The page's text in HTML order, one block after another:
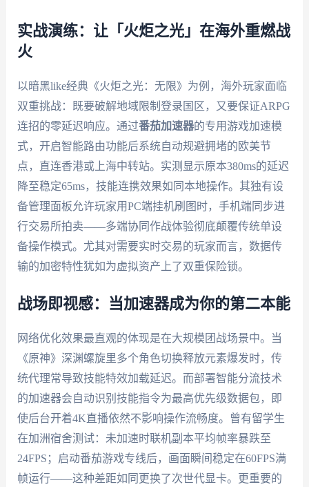
实战演练：让「火炬之光」在海外重燃战
火
以暗黑like经典《火炬之光：无限》为例，海外玩家面临
双重挑战：既要破解地域限制登录国区，又要保证ARPG
连招的零延迟响应。通过番茄加速器的专用游戏加速模
式，开启智能路由功能后系统自动规避拥堵的欧美节
点，直连香港或上海中转站。实测显示原本380ms的延迟
降至稳定65ms，技能连携效果如同本地操作。其独有设
备管理面板允许玩家用PC端挂机刷图时，手机端同步进
行交易所拍卖——多端协同作战体验彻底颠覆传统单设
备操作模式。尤其对需要实时交易的玩家而言，数据传
输的加密特性犹如为虚拟资产上了双重保险锁。
战场即视感：当加速器成为你的第二本能
网络优化效果最直观的体现是在大规模团战场景中。当
《原神》深渊螺旋里多个角色切换释放元素爆发时，传
统代理常导致技能特效加载延迟。而部署智能分流技术
的加速器会自动识别技能指令为最高优先级数据包，即
使后台开着4K直播依然不影响操作流畅度。曾有留学生
在加洲宿舍测试：未加速时联机副本平均帧率暴跌至
24FPS；启动番茄游戏专线后，画面瞬间稳定在60FPS满
帧运行——这种差距如同更换了次世代显卡。更重要的